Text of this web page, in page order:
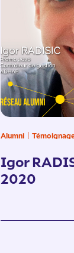
Alumni
Igor
2020